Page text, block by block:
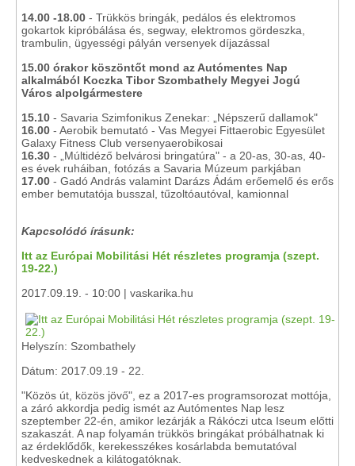
14.00 -18.00 - Trükkös bringák, pedálos és elektromos
gokartok kipróbálása és, segway, elektromos gördeszka,
trambulin, ügyességi pályán versenyek díjazással
15.00 órakor köszöntőt mond az Autómentes Nap
alkalmából Koczka Tibor Szombathely Megyei Jogú
Város alpolgármestere
15.10 - Savaria Szimfonikus Zenekar: „Népszerű dallamok"
16.00 - Aerobik bemutató - Vas Megyei Fittaerobic Egyesület
Galaxy Fitness Club versenyaerobikosai
16.30 - „Múltidéző belvárosi bringatúra" - a 20-as, 30-as, 40-
es évek ruháiban, fotózás a Savaria Múzeum parkjában
17.00 - Gadó András valamint Darázs Ádám erőemelő és erős
ember bemutatója busszal, tűzoltóautóval, kamionnal
Kapcsolódó írásunk:
Itt az Európai Mobilitási Hét részletes programja (szept.
19-22.)
2017.09.19. - 10:00 | vaskarika.hu
Helyszín: Szombathely
Dátum: 2017.09.19 - 22.
"Közös út, közös jövő", ez a 2017-es programsorozat mottója,
a záró akkordja pedig ismét az Autómentes Nap lesz
szeptember 22-én, amikor lezárják a Rákóczi utca Iseum előtti
szakaszát. A nap folyamán trükkös bringákat próbálhatnak ki
az érdeklődők, kerekesszékes kosárlabda bemutatóval
kedveskednek a kilátogatóknak.